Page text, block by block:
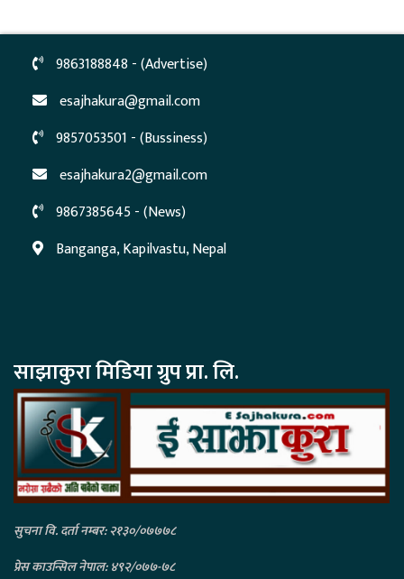
9863188848 - (Advertise)
esajhakura@gmail.com
9857053501 - (Bussiness)
esajhakura2@gmail.com
9867385645 - (News)
Banganga, Kapilvastu, Nepal
साझाकुरा मिडिया ग्रुप प्रा. लि.
सुचना वि. दर्ता नम्बर: २१३०/०७७७८
प्रेस काउन्सिल नेपाल: ४९२/०७७-७८